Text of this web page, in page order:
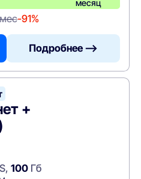
месяц
-91%
Подробнее —>
+
100Гб